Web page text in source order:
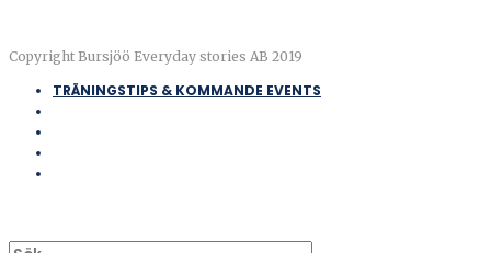
Copyright Bursjöö Everyday stories AB 2019
TRÄNINGSTIPS & KOMMANDE EVENTS